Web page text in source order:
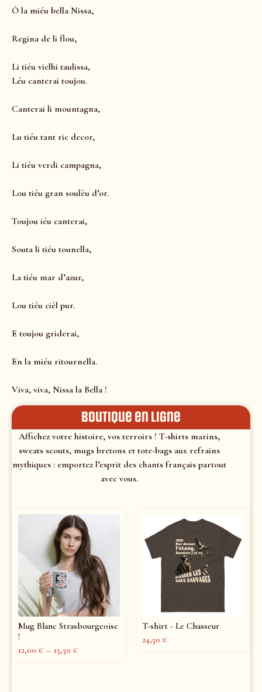
Ô la miéu bella Nissa,
Regina de li flou,
Li tiéu vielhi taulissa,
Léu canterai toujou.
Canterai li mountagna,
Lu tiéu tant ric decor,
Li tiéu verdi campagna,
Lou tiéu gran soulèu d’or.
Toujou iéu canterai,
Souta li tiéu tounella,
La tiéu mar d’azur,
Lou tiéu cièl pur.
E toujou griderai,
En la miéu ritournella.
Viva, viva, Nissa la Bella !
Boutique en ligne
Affichez votre histoire, vos terroirs ! T-shirts marins,
sweats scouts, mugs bretons et tote-bags aux refrains
mythiques : emportez l’esprit des chants français partout
avec vous.
Mug Blanc Strasbourgeoise
!
12,00 € – 15,50 €
T-shirt - Le Chasseur
24,50 €